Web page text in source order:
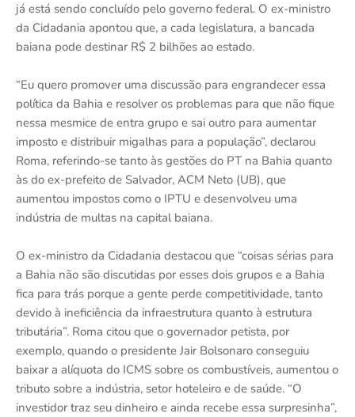
já está sendo concluído pelo governo federal. O ex-ministro
da Cidadania apontou que, a cada legislatura, a bancada
baiana pode destinar R$ 2 bilhões ao estado.
“Eu quero promover uma discussão para engrandecer essa
política da Bahia e resolver os problemas para que não fique
nessa mesmice de entra grupo e sai outro para aumentar
imposto e distribuir migalhas para a população”, declarou
Roma, referindo-se tanto às gestões do PT na Bahia quanto
às do ex-prefeito de Salvador, ACM Neto (UB), que
aumentou impostos como o IPTU e desenvolveu uma
indústria de multas na capital baiana.
O ex-ministro da Cidadania destacou que “coisas sérias para
a Bahia não são discutidas por esses dois grupos e a Bahia
fica para trás porque a gente perde competitividade, tanto
devido à ineficiência da infraestrutura quanto à estrutura
tributária”. Roma citou que o governador petista, por
exemplo, quando o presidente Jair Bolsonaro conseguiu
baixar a alíquota do ICMS sobre os combustíveis, aumentou o
tributo sobre a indústria, setor hoteleiro e de saúde. “O
investidor traz seu dinheiro e ainda recebe essa surpresinha”,